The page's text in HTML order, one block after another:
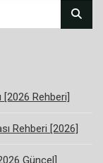
[2026 Rehberi]
Rehberi [2026]
Güncel]